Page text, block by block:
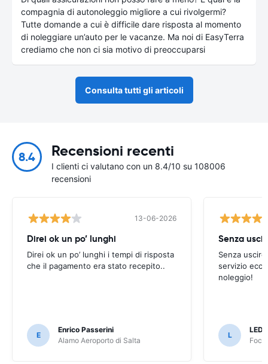
compagnia di autonoleggio migliore a cui rivolgermi?
Tutte domande a cui è difficile dare risposta al momento
di noleggiare un’auto per le vacanze. Ma noi di EasyTerra
crediamo che non ci sia motivo di preoccuparsi
Consulta tutti gli articoli
8.4 Recensioni recenti
I clienti ci valutano con un 8.4/10 su 108006
recensioni
13-06-2026
Direi ok un po’ lunghi
Direi ok un po’ lunghi i tempi di risposta
che il pagamento era stato recepito..
E
Enrico Passerini
Alamo Aeroporto di Salta
Senza
Senza
servizio
noleggio!
L
LEDA